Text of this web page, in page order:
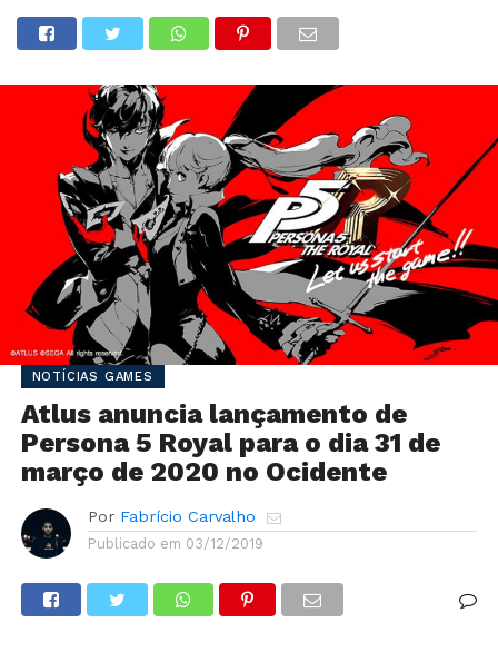
NOTÍCIAS GAMES
Atlus anuncia lançamento de
Persona 5 Royal para o dia 31 de
março de 2020 no Ocidente
Por Fabrício Carvalho
Publicado em 03/12/2019